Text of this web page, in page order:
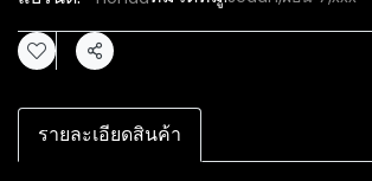
แชร์
รายละเอียดสินค้า